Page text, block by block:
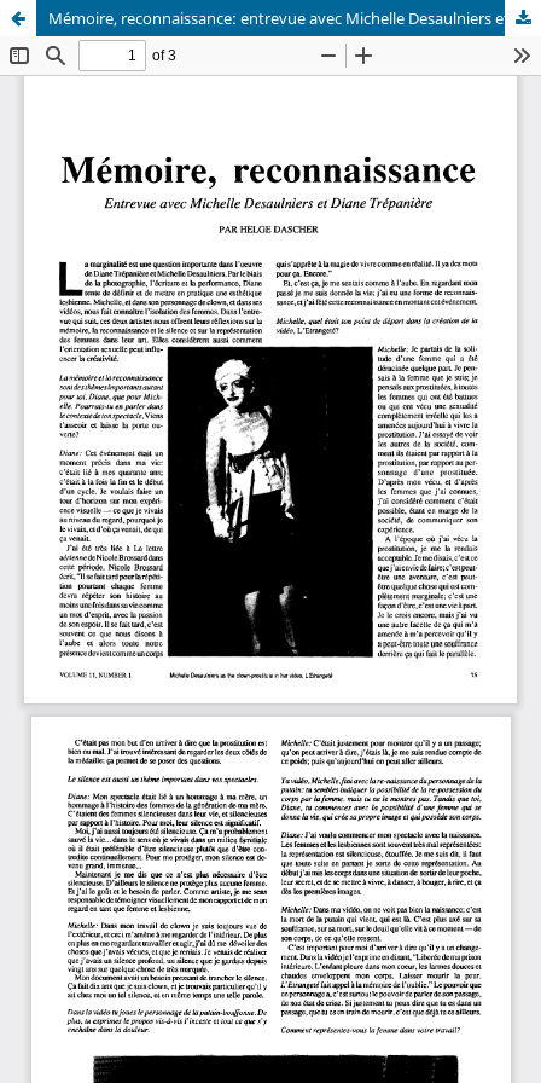
Mémoire, reconnaissance: entrevue avec Michelle Desaulniers et Diane Trépanière